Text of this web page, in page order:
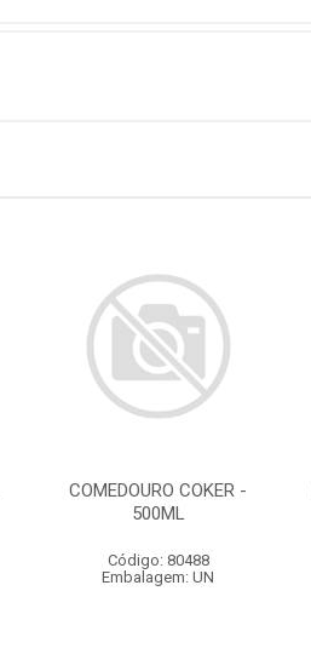
COMEDOURO COKER -
500ML
Código: 80488
Embalagem: UN